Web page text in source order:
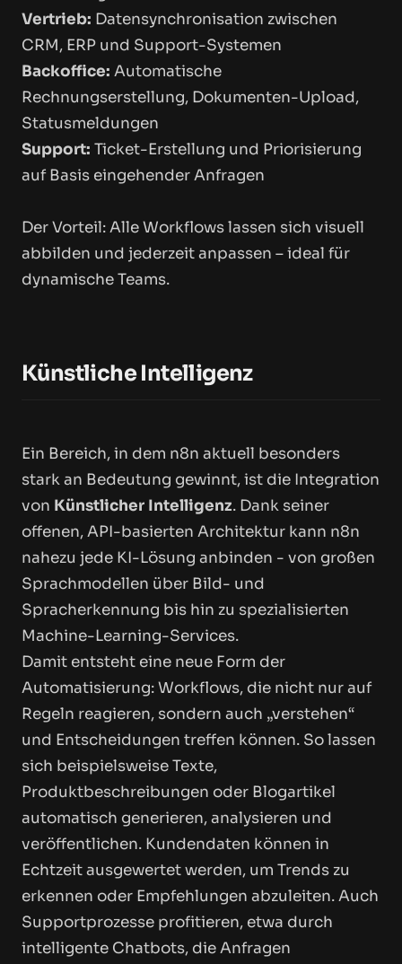
Vertrieb: Datensynchronisation zwischen
CRM, ERP und Support-Systemen
Backoffice: Automatische
Rechnungserstellung, Dokumenten-Upload,
Statusmeldungen
Support: Ticket-Erstellung und Priorisierung
auf Basis eingehender Anfragen
Der Vorteil: Alle Workflows lassen sich visuell
abbilden und jederzeit anpassen – ideal für
dynamische Teams.
Künstliche Intelligenz
Ein Bereich, in dem n8n aktuell besonders
stark an Bedeutung gewinnt, ist die Integration
von Künstlicher Intelligenz. Dank seiner
offenen, API-basierten Architektur kann n8n
nahezu jede KI-Lösung anbinden - von großen
Sprachmodellen über Bild- und
Spracherkennung bis hin zu spezialisierten
Machine-Learning-Services.
Damit entsteht eine neue Form der
Automatisierung: Workflows, die nicht nur auf
Regeln reagieren, sondern auch „verstehen“
und Entscheidungen treffen können. So lassen
sich beispielsweise Texte,
Produktbeschreibungen oder Blogartikel
automatisch generieren, analysieren und
veröffentlichen. Kundendaten können in
Echtzeit ausgewertet werden, um Trends zu
erkennen oder Empfehlungen abzuleiten. Auch
Supportprozesse profitieren, etwa durch
intelligente Chatbots, die Anfragen